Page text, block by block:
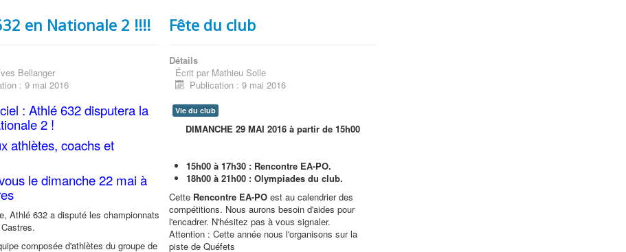
en Nationale 2 !!!!
Bellanger
: 9 mai 2016
: Athlé 632 disputera la
2 !
athlètes, coachs et
le dimanche 22 mai à
Athlé 632 a disputé les championnats
composée d'athlètes du groupe de
Fête du club
Détails
Écrit par Mathieu Solle
Publication : 9 mai 2016
Vie du club
DIMANCHE 29 MAI 2016 à partir de 15h00
15h00 à 17h30 : Rencontre EA-PO.
18h00 à 21h00 : Olympiades du club.
Cette Rencontre EA-POest au calendrier des
compétitions. Nous aurons besoin d'aides pour
l'encadrer. N'hésitez pas à vous signaler.
Attention : Cette année nous l'organisons sur la
piste de Quéfets